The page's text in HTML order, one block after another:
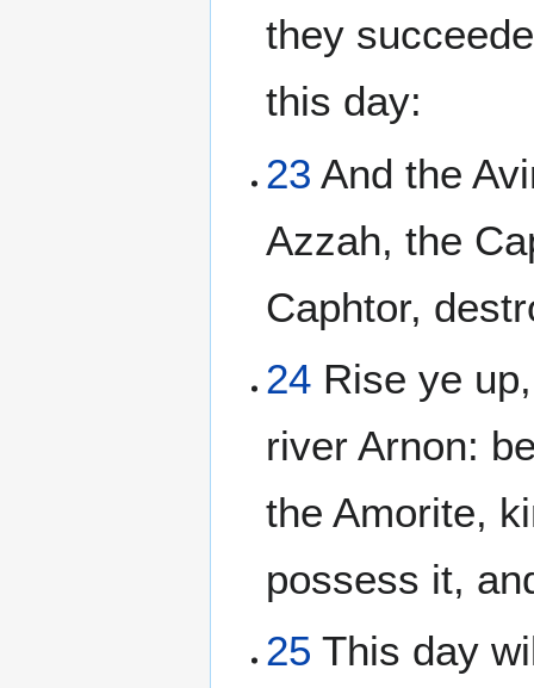
they
this day:
23 And the
Azzah, the
Caphtor,
24 Rise ye
river Arnon:
the Amorite,
possess it,
25 This day